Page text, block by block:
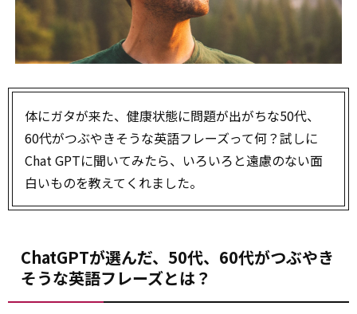
体にガタが来た、健康状態に問題が出がちな50代、
60代がつぶやきそうな英語フレーズって何？試しに
Chat GPTに聞いてみたら、いろいろと遠慮のない面
白いものを教えてくれました。
ChatGPTが選んだ、50代、60代がつぶやき
そうな英語フレーズとは？